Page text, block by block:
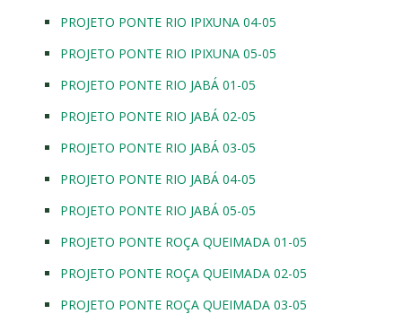
PROJETO PONTE RIO IPIXUNA 04-05
PROJETO PONTE RIO IPIXUNA 05-05
PROJETO PONTE RIO JABÁ 01-05
PROJETO PONTE RIO JABÁ 02-05
PROJETO PONTE RIO JABÁ 03-05
PROJETO PONTE RIO JABÁ 04-05
PROJETO PONTE RIO JABÁ 05-05
PROJETO PONTE ROÇA QUEIMADA 01-05
PROJETO PONTE ROÇA QUEIMADA 02-05
PROJETO PONTE ROÇA QUEIMADA 03-05